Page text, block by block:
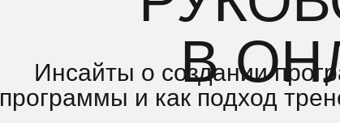
В
Инсайты о создании
программы и как подход